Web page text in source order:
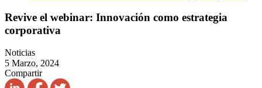
Revive el webinar: Innovación como estrategia
corporativa
Noticias
5 Marzo, 2024
Compartir